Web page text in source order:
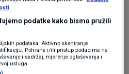
podatke kako bismo pružili
podataka. Aktivno skeniranje
Pohrana i/ili pristup podacima na
i sadržaj, mjerenje oglašavanja i
usluga.